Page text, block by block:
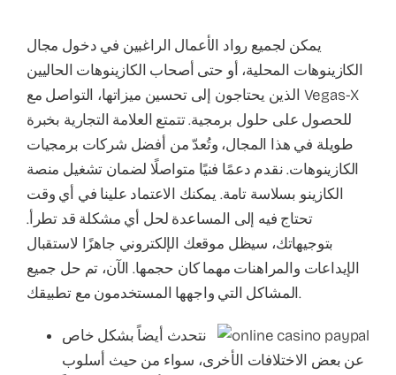
يمكن لجميع رواد الأعمال الراغبين في دخول مجال
الكازينوهات المحلية، أو حتى أصحاب الكازينوهات الحاليين
الذين يحتاجون إلى تحسين ميزاتها، التواصل مع Vegas-X
للحصول على حلول برمجية. تتمتع العلامة التجارية بخبرة
طويلة في هذا المجال، وتُعدّ من أفضل شركات برمجيات
الكازينوهات. نقدم دعمًا فنيًا متواصلًا لضمان تشغيل منصة
الكازينو بسلاسة تامة. يمكنك الاعتماد علينا في أي وقت
تحتاج فيه إلى المساعدة لحل أي مشكلة قد تطرأ.
بتوجيهاتك، سيظل موقعك الإلكتروني جاهزًا لاستقبال
الإيداعات والمراهنات مهما كان حجمها. الآن، تم حل جميع
المشاكل التي واجهها المستخدمون مع تطبيقك.
نتحدث أيضاً بشكل خاص
عن بعض الاختلافات الأخرى، سواء من حيث أسلوب